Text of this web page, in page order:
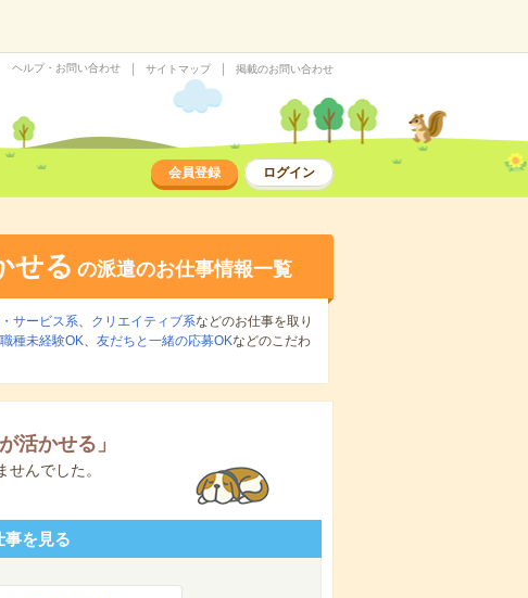
ヘルプ・お問い合わせ サイトマップ 掲載のお問い合わせ
会員登録 ログイン
せる の派遣のお仕事情報一覧
サービス系、 クリエイティブ系などのお仕事を取り
職種未経験OK、 友だちと一緒の応募OKなどのこだわ
活かせる 」
んでした。
事を見る